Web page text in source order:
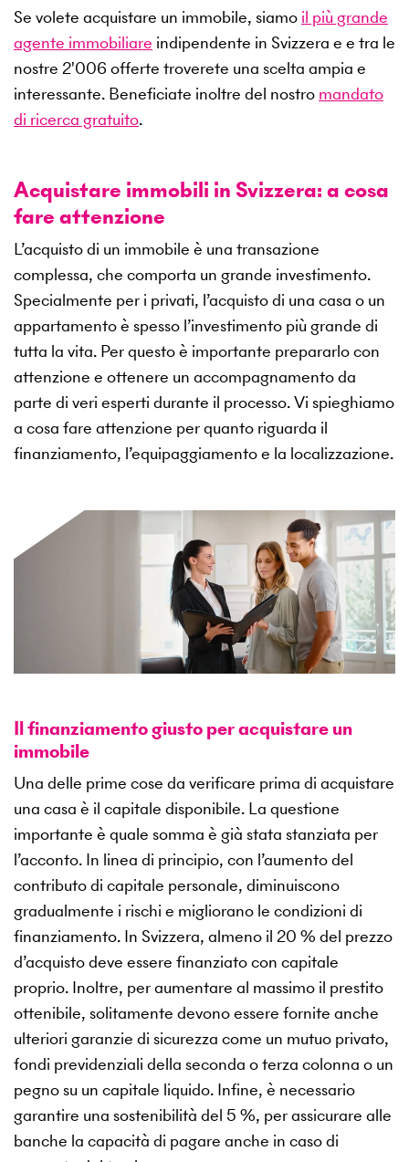
Se volete acquistare un immobile, siamo il più grande
agente immobiliare indipendente in Svizzera e e tra le
nostre 2'006 offerte troverete una scelta ampia e
interessante. Beneficiate inoltre del nostro mandato
di ricerca gratuito.
Acquistare immobili in Svizzera: a cosa
fare attenzione
L’acquisto di un immobile è una transazione
complessa, che comporta un grande investimento.
Specialmente per i privati, l’acquisto di una casa o un
appartamento è spesso l’investimento più grande di
tutta la vita. Per questo è importante prepararlo con
attenzione e ottenere un accompagnamento da
parte di veri esperti durante il processo. Vi spieghiamo
a cosa fare attenzione per quanto riguarda il
finanziamento, l’equipaggiamento e la localizzazione.
Il finanziamento giusto per acquistare un
immobile
Una delle prime cose da verificare prima di acquistare
una casa è il capitale disponibile. La questione
importante è quale somma è già stata stanziata per
l’acconto. In linea di principio, con l’aumento del
contributo di capitale personale, diminuiscono
gradualmente i rischi e migliorano le condizioni di
finanziamento. In Svizzera, almeno il 20 % del prezzo
d’acquisto deve essere finanziato con capitale
proprio. Inoltre, per aumentare al massimo il prestito
ottenibile, solitamente devono essere fornite anche
ulteriori garanzie di sicurezza come un mutuo privato,
fondi previdenziali della seconda o terza colonna o un
pegno su un capitale liquido. Infine, è necessario
garantire una sostenibilità del 5 %, per assicurare alle
banche la capacità di pagare anche in caso di